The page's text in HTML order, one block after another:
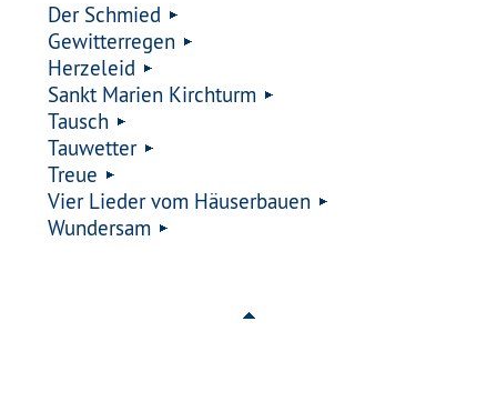
Der Schmied
Gewitterregen
Herzeleid
Sankt Marien Kirchturm
Tausch
Tauwetter
Treue
Vier Lieder vom Häuserbauen
Wundersam